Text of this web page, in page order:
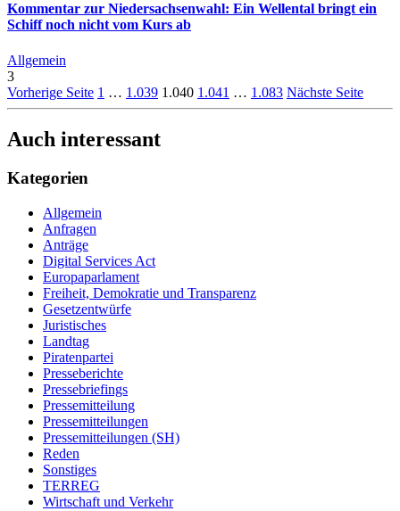
Kommentar zur Niedersachsenwahl: Ein Wellental bringt ein
Schiff noch nicht vom Kurs ab
Allgemein
3
Vorherige Seite 1 … 1.039 1.040 1.041 … 1.083 Nächste Seite
Auch interessant
Kategorien
Allgemein
Anfragen
Anträge
Digital Services Act
Europaparlament
Freiheit, Demokratie und Transparenz
Gesetzentwürfe
Juristisches
Landtag
Piratenpartei
Presseberichte
Pressebriefings
Pressemitteilung
Pressemitteilungen
Pressemitteilungen (SH)
Reden
Sonstiges
TERREG
Wirtschaft und Verkehr